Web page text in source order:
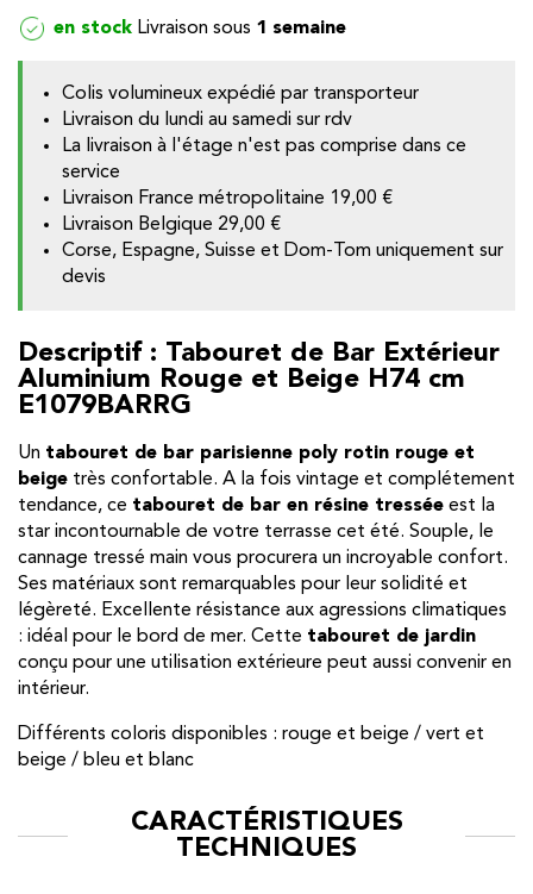
en stock 1 semaine
Colis volumineux expédié par transporteur
Livraison du lundi au samedi sur rdv
La livraison à l'étage n'est pas comprise dans ce
service
Livraison France métropolitaine 19,00 €
Livraison Belgique 29,00 €
Corse, Espagne, Suisse et Dom-Tom uniquement sur
devis
Descriptif : Tabouret de Bar Extérieur
Aluminium Rouge et Beige H74 cm
E1079BARRG
Un tabouret de bar parisienne poly rotin rouge et
beige très confortable. A la fois vintage et complétement
tendance, ce tabouret de bar en résine tressée est la
star incontournable de votre terrasse cet été. Souple, le
cannage tressé main vous procurera un incroyable confort.
Ses matériaux sont remarquables pour leur solidité et
légèreté. Excellente résistance aux agressions climatiques
: idéal pour le bord de mer. Cette tabouret de jardin
conçu pour une utilisation extérieure peut aussi convenir en
intérieur.
Différents coloris disponibles : rouge et beige / vert et
beige / bleu et blanc
CARACTÉRISTIQUES
TECHNIQUES